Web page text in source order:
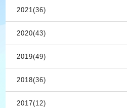
2021(36)
2020(43)
2019(49)
2018(36)
2017(12)